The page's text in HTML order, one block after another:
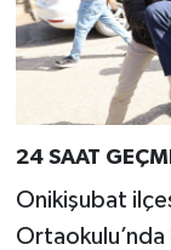
24 SAAT
Onikişubat
Ortaokulu’nda